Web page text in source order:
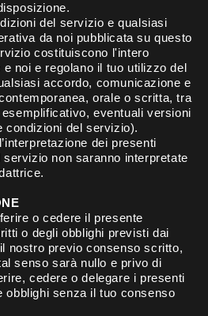
del servizio e qualsiasi
da noi pubblicata su questo
costituiscono l'intero
noi e regolano il tuo utilizzo del
accordo, comunicazione e
orale o scritta, tra
eventuali versioni
condizioni del servizio).
dei presenti
non saranno interpretate
o cedere il presente
o degli obblighi previsti dai
nostro previo consenso scritto,
senso sarà nullo e privo di
cedere o delegare i presenti
obblighi senza il tuo consenso